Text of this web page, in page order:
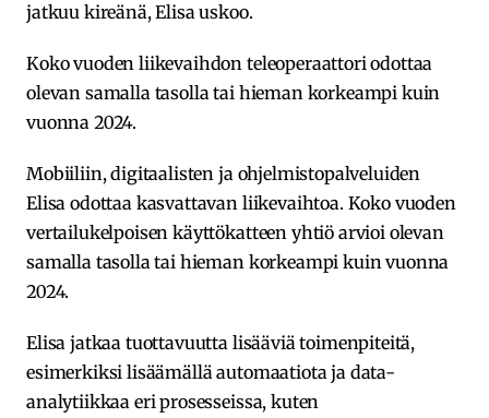
jatkuu kireänä, Elisa uskoo.
Koko vuoden liikevaihdon teleoperaattori odottaa
olevan samalla tasolla tai hieman korkeampi kuin
vuonna 2024.
Mobiiliin, digitaalisten ja ohjelmistopalveluiden
Elisa odottaa kasvattavan liikevaihtoa. Koko vuoden
vertailukelpoisen käyttökatteen yhtiö arvioi olevan
samalla tasolla tai hieman korkeampi kuin vuonna
2024.
Elisa jatkaa tuottavuutta lisääviä toimenpiteitä,
esimerkiksi lisäämällä automaatiota ja data-
analytiikkaa eri prosesseissa, kuten